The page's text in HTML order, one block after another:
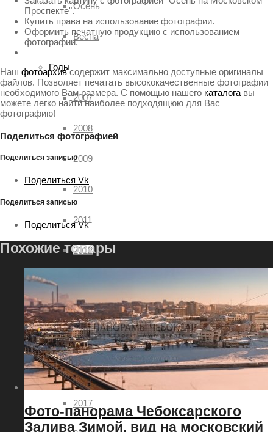
Осень
Весна
Годы
2007
2008
2009
2010
2011
2012
2014
2015
2016
2017
Проспекте".
Купить права на использование фотографии.
Оформить печатную продукцию с использованием
фотографии.
Наш фотоархивсодержит максимально доступные оригиналы
файлов. Позволяет печатать высококачественные фотографии
необходимого Вам размера. С помощью нашего каталога вы
можете легко найти наиболее подходящюю для Вас
фотографию!
Поделиться фотографией
Поделиться записью
Поделиться Vk
Поделиться записью
Поделиться Vk
Похожие товары
Фото-панорама Чебоксарского
Залива Зимой, вид на московский